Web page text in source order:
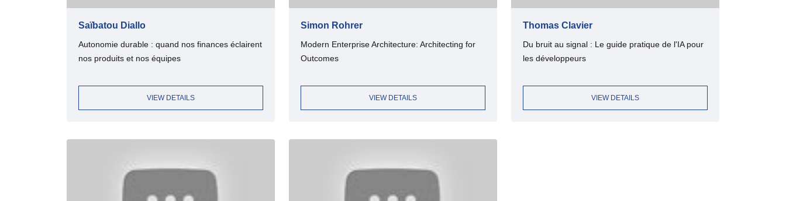
Saïbatou Diallo
Autonomie durable : quand nos finances éclairent
nos produits et nos équipes
VIEW DETAILS
Simon Rohrer
Modern Enterprise Architecture: Architecting for
Outcomes
VIEW DETAILS
Thomas Clavier
Du bruit au signal : Le guide pratique de l'IA pour
les développeurs
VIEW DETAILS